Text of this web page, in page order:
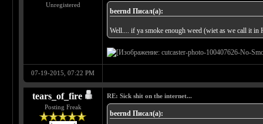
Unregistered
beernd Писал(а):
Well.... if ya smoke enough weed (wiet as we call it
07-19-2015, 07:22 PM
tears_of_fire
Posting Freak
RE: Sick shit on the internet...
beernd Писал(а):